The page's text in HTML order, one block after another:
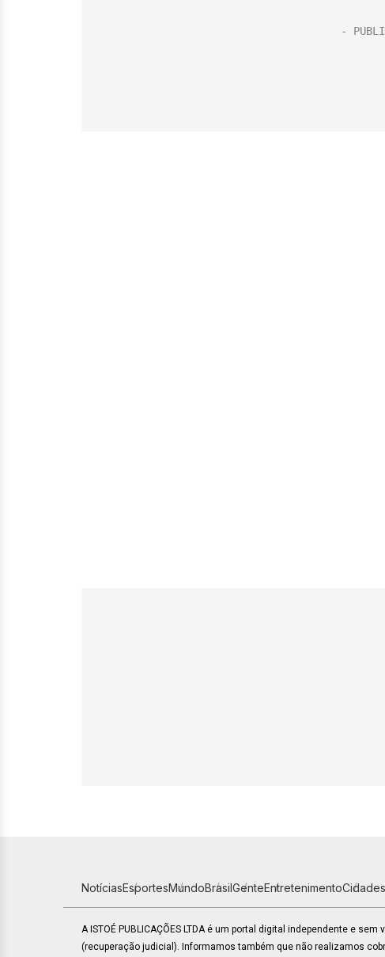
NotíciasEsportesMundoBrasilGenteEntretenimentoCidades
A ISTOÉ PUBLICAÇÕES LTDA é um portal digital independente e
(recuperação judicial). Informamos também que não realizamos